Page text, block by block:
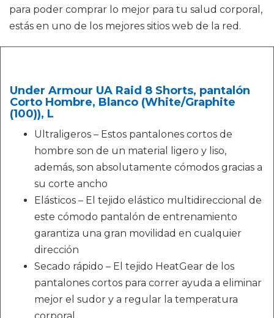
para poder comprar lo mejor para tu salud corporal,
estás en uno de los mejores sitios web de la red.
Under Armour UA Raid 8 Shorts, pantalón
Corto Hombre, Blanco (White/Graphite
(100)), L
Ultraligeros – Estos pantalones cortos de
hombre son de un material ligero y liso,
además, son absolutamente cómodos gracias a
su corte ancho
Elásticos – El tejido elástico multidireccional de
este cómodo pantalón de entrenamiento
garantiza una gran movilidad en cualquier
dirección
Secado rápido – El tejido HeatGear de los
pantalones cortos para correr ayuda a eliminar
mejor el sudor y a regular la temperatura